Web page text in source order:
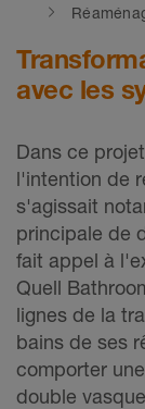
avec les
Dans ce
l'intention de
s'agissait
principale de
fait appel à
Quell
lignes de la
bains de ses
comporter
double